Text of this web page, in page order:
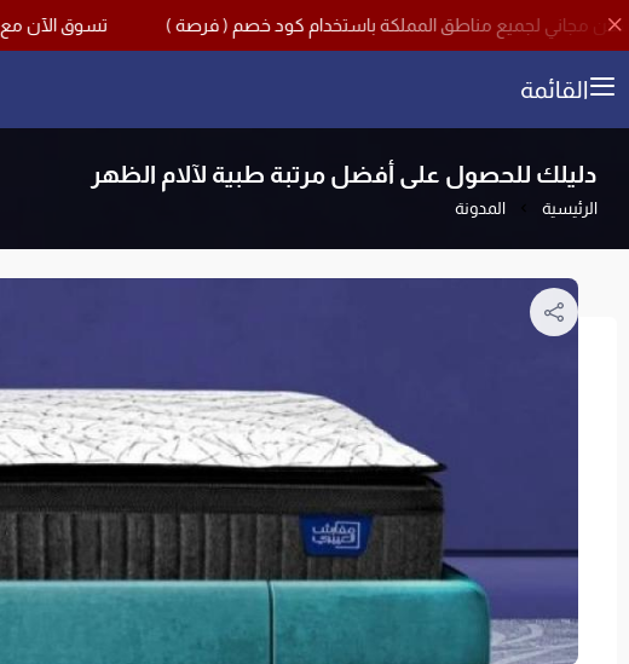
تسوق الآن مع اقوى تخفيضات منتصف العام بخصم
القائمة
دليلك للحصول على أفضل مرتبة طبية لآلام الظهر
الرئيسية المدونة